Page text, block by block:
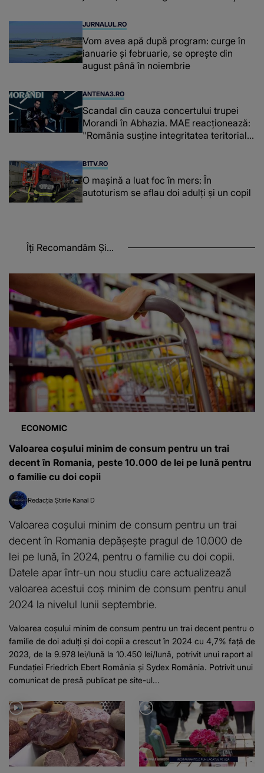
JURNALUL.RO
Vom avea apă după program: curge în
ianuarie și februarie, se oprește din
august până în noiembrie
ANTENA3.RO
Scandal din cauza concertului trupei
Morandi în Abhazia. MAE reacționează:
"România susține integritatea teritorială
B1TV.RO
O maşină a luat foc în mers: În
autoturism se aflau doi adulți și un copil
Îți Recomandăm Și...
ECONOMIC
Valoarea coşului minim de consum pentru un trai
decent în Romania, peste 10.000 de lei pe lună pentru
o familie cu doi copii
Redacția Știrile Kanal D
Valoarea coşului minim de consum pentru un trai
decent în Romania depășește pragul de 10.000 de
lei pe lună, în 2024, pentru o familie cu doi copii.
Datele apar într-un nou studiu care actualizează
valoarea acestui coş minim de consum pentru anul
2024 la nivelul lunii septembrie.
Valoarea coşului minim de consum pentru un trai decent pentru o
familie de doi adulţi şi doi copii a crescut în 2024 cu 4,7% faţă de
2023, de la 9.978 lei/lună la 10.450 lei/lună, potrivit unui raport al
Fundaţiei Friedrich Ebert România şi Sydex România. Potrivit unui
comunicat de presă publicat pe site-ul...